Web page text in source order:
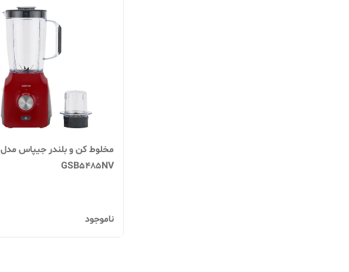
مخلوط کن و بلندر جیپاس مدل
GSB5485NV
ناموجود